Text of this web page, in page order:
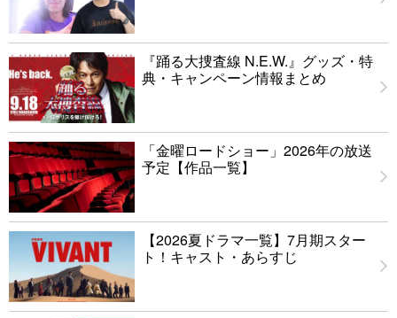
『踊る大捜査線 N.E.W.』グッズ・特
典・キャンペーン情報まとめ
「金曜ロードショー」2026年の放送
予定【作品一覧】
【2026夏ドラマ一覧】7月期スター
ト！キャスト・あらすじ